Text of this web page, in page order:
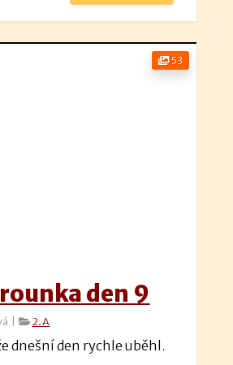
53
den 9
| 2.A
dnešní den rychle uběhl.